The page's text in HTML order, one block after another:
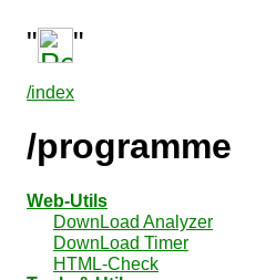
" "
/index
/programme
Web-Utils
DownLoad Analyzer
DownLoad Timer
HTML-Check